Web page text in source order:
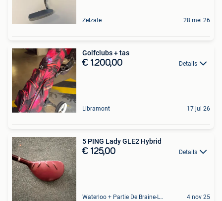
Zelzate 28 mei 26
Golfclubs + tas
€ 1.200,00 Details
Libramont 17 jul 26
5 PING Lady GLE2 Hybrid
€ 125,00 Details
Waterloo + Partie De Braine-L'Alleud, De Ohain 4 nov 25